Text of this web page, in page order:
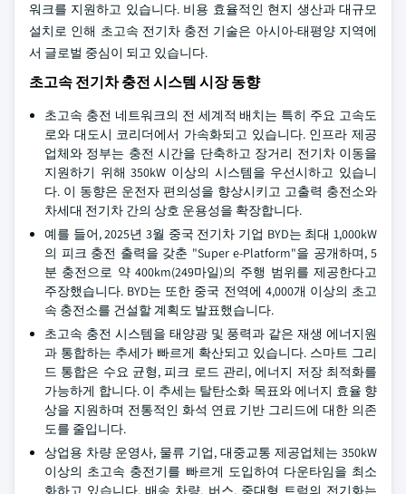
워크를 지원하고 있습니다. 비용 효율적인 현지 생산과 대규모
설치로 인해 초고속 전기차 충전 기술은 아시아-태평양 지역에
서 글로벌 중심이 되고 있습니다.
초고속 전기차 충전 시스템 시장 동향
초고속 충전 네트워크의 전 세계적 배치는 특히 주요 고속도
로와 대도시 코리더에서 가속화되고 있습니다. 인프라 제공
업체와 정부는 충전 시간을 단축하고 장거리 전기차 이동을
지원하기 위해 350kW 이상의 시스템을 우선시하고 있습니
다. 이 동향은 운전자 편의성을 향상시키고 고출력 충전소와
차세대 전기차 간의 상호 운용성을 확장합니다.
예를 들어, 2025년 3월 중국 전기차 기업 BYD는 최대 1,000kW
의 피크 충전 출력을 갖춘 "Super e-Platform"을 공개하며, 5
분 충전으로 약 400km(249마일)의 주행 범위를 제공한다고
주장했습니다. BYD는 또한 중국 전역에 4,000개 이상의 초고
속 충전소를 건설할 계획도 발표했습니다.
초고속 충전 시스템을 태양광 및 풍력과 같은 재생 에너지원
과 통합하는 추세가 빠르게 확산되고 있습니다. 스마트 그리
드 통합은 수요 균형, 피크 로드 관리, 에너지 저장 최적화를
가능하게 합니다. 이 추세는 탈탄소화 목표와 에너지 효율 향
상을 지원하며 전통적인 화석 연료 기반 그리드에 대한 의존
도를 줄입니다.
상업용 차량 운영사, 물류 기업, 대중교통 제공업체는 350kW
이상의 초고속 충전기를 빠르게 도입하여 다운타임을 최소
화하고 있습니다. 배송 차량, 버스, 중대형 트럭의 전기화는